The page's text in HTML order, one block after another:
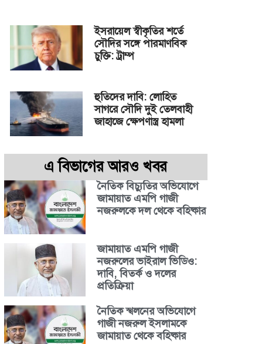
ইসরায়েল স্বীকৃতির শর্তে
সৌদির সঙ্গে পারমাণবিক
চুক্তি: ট্রাম্প
হুতিদের দাবি: লোহিত
সাগরে সৌদি দুই তেলবাহী
জাহাজে ক্ষেপণাস্ত্র হামলা
এ বিভাগের আরও খবর
নৈতিক বিচ্যুতির অভিযোগে
জামায়াত এমপি গাজী
নজরুলকে দল থেকে বহিষ্কার
জামায়াত এমপি গাজী
নজরুলের ভাইরাল ভিডিও:
দাবি, বিতর্ক ও দলের
প্রতিক্রিয়া
নৈতিক স্খলনের অভিযোগে
গাজী নজরুল ইসলামকে
জামায়াত থেকে বহিষ্কার